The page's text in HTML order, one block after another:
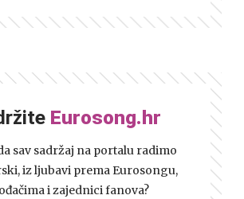
Eurosong.hr
sav sadržaj na portalu radimo
iz ljubavi prema Eurosongu,
i zajednici fanova?